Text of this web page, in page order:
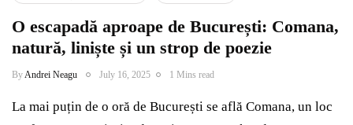
O escapadă aproape de București: Comana,
natură, liniște și un strop de poezie
ByAndrei Neagu July 16, 2025 1 Mins read
La mai puțin de o oră de București se află Comana, un loc